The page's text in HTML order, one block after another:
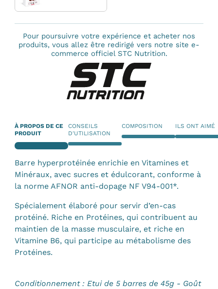
Pour poursuivre votre expérience et acheter nos
produits, vous allez être redirigé vers notre site e-
commerce officiel STC Nutrition.
À PROPOS DE CE
PRODUIT
CONSEILS
D'UTILISATION
COMPOSITION ILS ONT AIMÉ
Barre hyperprotéinée enrichie en Vitamines et
Minéraux, avec sucres et édulcorant, conforme à
la norme AFNOR anti-dopage NF V94-001*.
Spécialement élaboré pour servir d’en-cas
protéiné. Riche en Protéines, qui contribuent au
maintien de la masse musculaire, et riche en
Vitamine B6, qui participe au métabolisme des
Protéines.
Conditionnement : Etui de 5 barres de 45g - Goût